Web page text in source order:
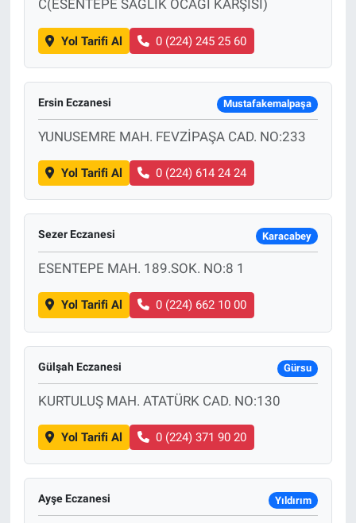
C(ESENTEPE SAĞLIK OCAĞI KARŞISI)
Yol Tarifi Al 0 (224) 245 25 60
Ersin Eczanesi Mustafakemalpaşa
YUNUSEMRE MAH. FEVZİPAŞA CAD. NO:233
Yol Tarifi Al 0 (224) 614 24 24
Sezer Eczanesi Karacabey
ESENTEPE MAH. 189.SOK. NO:8 1
Yol Tarifi Al 0 (224) 662 10 00
Gülşah Eczanesi Gürsu
KURTULUŞ MAH. ATATÜRK CAD. NO:130
Yol Tarifi Al 0 (224) 371 90 20
Ayşe Eczanesi Yıldırım